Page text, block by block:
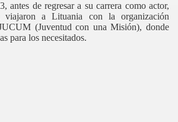
antes de regresar a su carrera como actor,
a Lituania con la organización
(Juventud con una Misión), donde
para los necesitados.